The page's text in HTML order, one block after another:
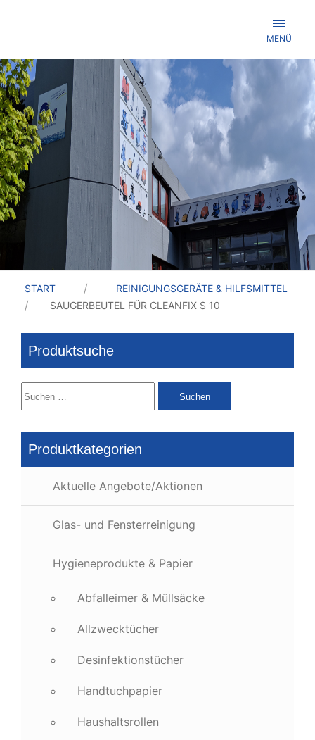
MENÜ
START
REINIGUNGSGERÄTE & HILFSMITTEL
SAUGERBEUTEL FÜR CLEANFIX S 10
Produktsuche
Suchen
nach:
Produktkategorien
Aktuelle Angebote/Aktionen
Glas- und Fensterreinigung
Hygieneprodukte & Papier
Abfalleimer & Müllsäcke
Allzwecktücher
Desinfektionstücher
Handtuchpapier
Haushaltsrollen